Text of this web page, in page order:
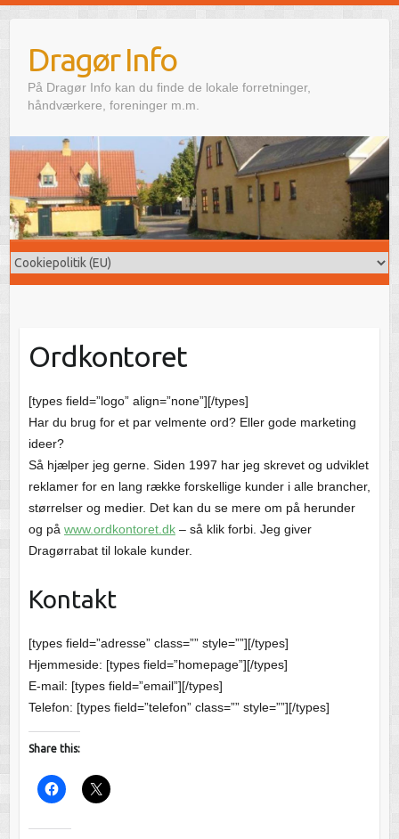
Dragør Info
På Dragør Info kan du finde de lokale forretninger,
håndværkere, foreninger m.m.
Ordkontoret
[types field=”logo” align=”none”][/types]
Har du brug for et par velmente ord? Eller gode marketing
ideer?
Så hjælper jeg gerne. Siden 1997 har jeg skrevet og udviklet
reklamer for en lang række forskellige kunder i alle brancher,
størrelser og medier. Det kan du se mere om på herunder
og på www.ordkontoret.dk– så klik forbi. Jeg giver
Dragørrabat til lokale kunder.
Kontakt
[types field=”adresse” class=”” style=””][/types]
Hjemmeside: [types field=”homepage”][/types]
E-mail: [types field=”email”][/types]
Telefon: [types field=”telefon” class=”” style=””][/types]
Share this: